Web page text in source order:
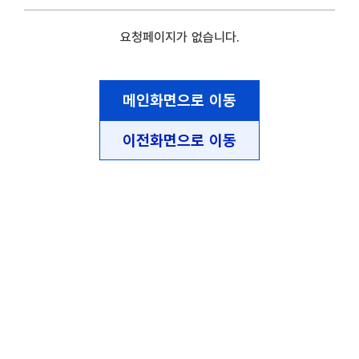
요청페이지가 없습니다.
메인화면으로 이동
이전화면으로 이동